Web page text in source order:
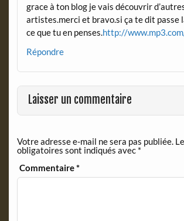
grace à ton blog je vais découvrir
artistes.merci et bravo.si ça te dit passe
ce que tu en penses.http://
Répondre
Laisser un commentaire
Votre adresse e-mail ne sera pas publiée.
obligatoires sont indiqués avec *
Commentaire*